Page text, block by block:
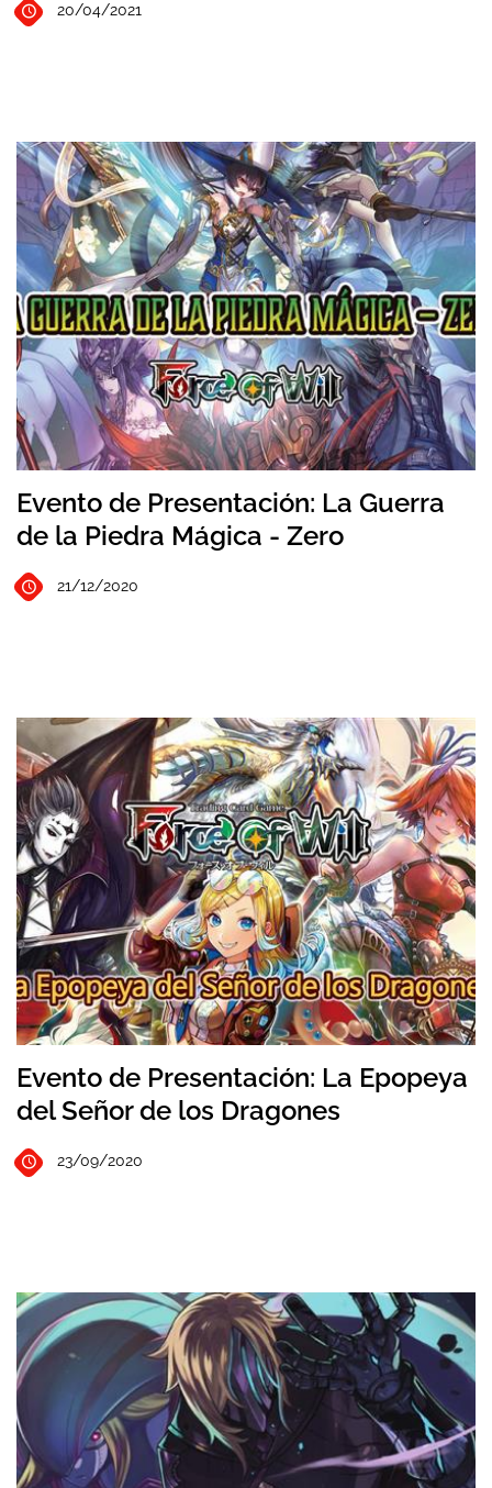
20/04/2021
Evento de Presentación: La Guerra
de la Piedra Mágica - Zero
21/12/2020
Evento de Presentación: La Epopeya
del Señor de los Dragones
23/09/2020